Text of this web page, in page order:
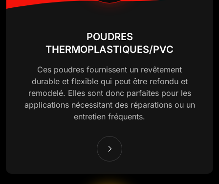
POUDRES
THERMOPLASTIQUES/PVC
Ces poudres fournissent un revêtement
durable et flexible qui peut être refondu et
remodelé. Elles sont donc parfaites pour les
applications nécessitant des réparations ou un
entretien fréquents.